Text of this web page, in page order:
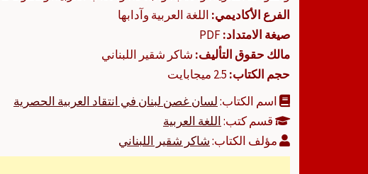
الفرع الأكاديمي: اللغة العربية وآدابها
صيغة الامتداد:
مالك حقوق التأليف: شاكر شقير اللبناني
حجم الكتاب:
اسم الكتاب:لسان غصن لبنان في انتقاد العربية الحصرية
قسم كتب:اللغة العربية
مؤلف الكتاب:شاكر شقير اللبناني